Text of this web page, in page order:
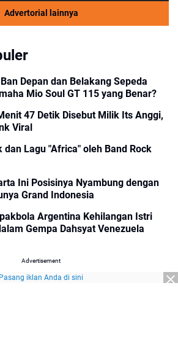
Advertorial lainnya
Depan dan Belakang Sepeda
Mio Soul GT 115 yang Benar?
47 Detik Disebut Milik Its Anggi,
Viral
dan Lagu "Africa" oleh Band Rock
Ini Posisinya Nyambung dengan
Grand Indonesia
Argentina Kehilangan Istri
Gempa Dahsyat Venezuela
Advertisement
Pasang iklan Anda di sini